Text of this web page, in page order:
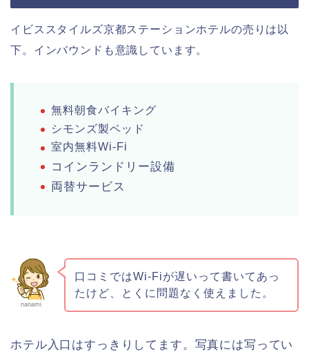
イビススタイルズ京都ステーションホテルの売りは以
下。インバウンドも意識しています。
無料朝食バイキング
シモンズ製ベッド
室内無料Wi-Fi
コインランドリー設備
両替サービス
nanami
口コミではWi-Fiが遅いって書いてあっ
たけど、とくに問題なく使えました。
ホテル入口はすっきりしてます。写真には写ってい